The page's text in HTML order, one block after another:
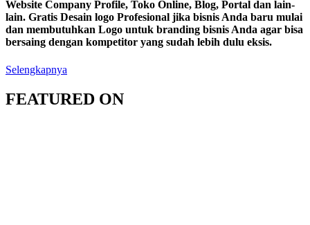
Website Company Profile, Toko Online, Blog, Portal dan lain-
lain. Gratis Desain logo Profesional jika bisnis Anda baru mulai
dan membutuhkan Logo untuk branding bisnis Anda agar bisa
bersaing dengan kompetitor yang sudah lebih dulu eksis.
Selengkapnya
FEATURED ON